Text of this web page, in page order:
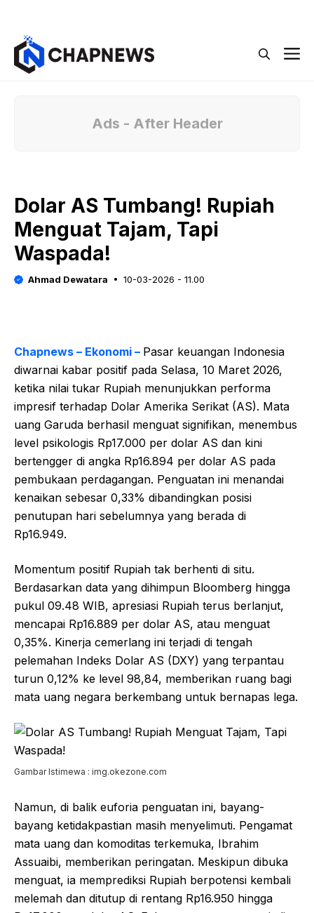
Ads - After Header
Dolar AS Tumbang! Rupiah
Menguat Tajam, Tapi
Waspada!
Ahmad Dewatara 10-03-2026 - 11.00
Chapnews – Ekonomi – Pasar keuangan Indonesia
diwarnai kabar positif pada Selasa, 10 Maret 2026,
ketika nilai tukar Rupiah menunjukkan performa
impresif terhadap Dolar Amerika Serikat (AS). Mata
uang Garuda berhasil menguat signifikan, menembus
level psikologis Rp17.000 per dolar AS dan kini
bertengger di angka Rp16.894 per dolar AS pada
pembukaan perdagangan. Penguatan ini menandai
kenaikan sebesar 0,33% dibandingkan posisi
penutupan hari sebelumnya yang berada di
Rp16.949.
Momentum positif Rupiah tak berhenti di situ.
Berdasarkan data yang dihimpun Bloomberg hingga
pukul 09.48 WIB, apresiasi Rupiah terus berlanjut,
mencapai Rp16.889 per dolar AS, atau menguat
0,35%. Kinerja cemerlang ini terjadi di tengah
pelemahan Indeks Dolar AS (DXY) yang terpantau
turun 0,12% ke level 98,84, memberikan ruang bagi
mata uang negara berkembang untuk bernapas lega.
Gambar Istimewa : img.okezone.com
Namun, di balik euforia penguatan ini, bayang-
bayang ketidakpastian masih menyelimuti. Pengamat
mata uang dan komoditas terkemuka, Ibrahim
Assuaibi, memberikan peringatan. Meskipun dibuka
menguat, ia memprediksi Rupiah berpotensi kembali
melemah dan ditutup di rentang Rp16.950 hingga